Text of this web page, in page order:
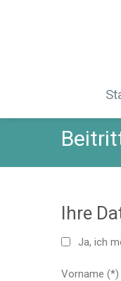
Ihre
Ja, ich
Vorname (*)